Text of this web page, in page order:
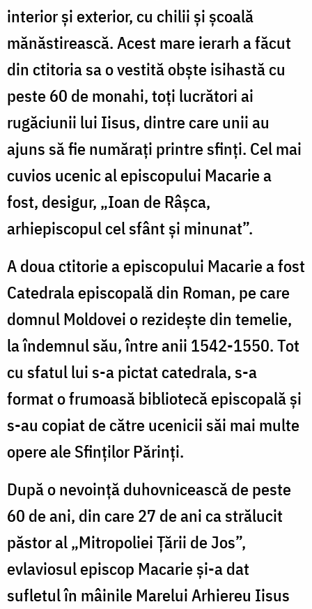
interior şi exterior, cu chilii şi şcoală
mănăstirească. Acest mare ierarh a făcut
din ctitoria sa o vestită obşte isihastă cu
peste 60 de monahi, toţi lucrători ai
rugăciunii lui Iisus, dintre care unii au
ajuns să fie număraţi printre sfinţi. Cel mai
cuvios ucenic al episcopului Macarie a
fost, desigur, „Ioan de Râşca,
arhiepiscopul cel sfânt şi minunat”.
A doua ctitorie a episcopului Macarie a fost
Catedrala episcopală din Roman, pe care
domnul Moldovei o rezideşte din temelie,
la îndemnul său, între anii 1542-1550. Tot
cu sfatul lui s-a pictat catedrala, s-a
format o frumoasă bibliotecă episcopală şi
s-au copiat de către ucenicii săi mai multe
opere ale Sfinţilor Părinţi.
După o nevoinţă duhovnicească de peste
60 de ani, din care 27 de ani ca strălucit
păstor al „Mitropoliei Ţării de Jos”,
evlaviosul episcop Macarie şi-a dat
sufletul în mâinile Marelui Arhiereu Iisus